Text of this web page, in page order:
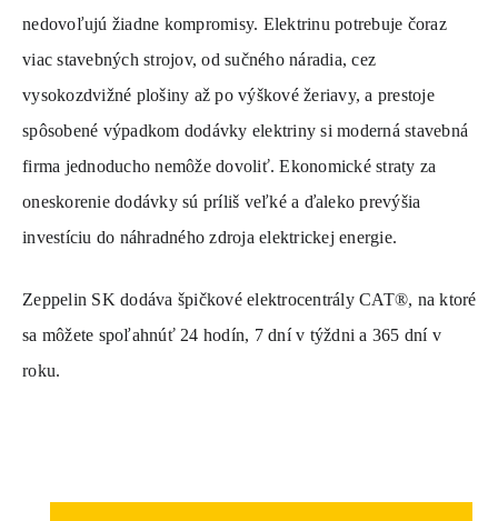
TLAČOVÉ CENTRUM
Z SHOP
KARIÉRA
KONTAKTY
nedovoľujú žiadne kompromisy. Elektrinu potrebuje čoraz
viac stavebných strojov, od sučného náradia, cez
vysokozdvižné plošiny až po výškové žeriavy, a prestoje
spôsobené výpadkom dodávky elektriny si moderná stavebná
firma jednoducho nemôže dovoliť. Ekonomické straty za
oneskorenie dodávky sú príliš veľké a ďaleko prevýšia
investíciu do náhradného zdroja elektrickej energie.
Zeppelin SK dodáva špičkové elektrocentrály CAT®, na ktoré
sa môžete spoľahnúť 24 hodín, 7 dní v týždni a 365 dní v
roku.